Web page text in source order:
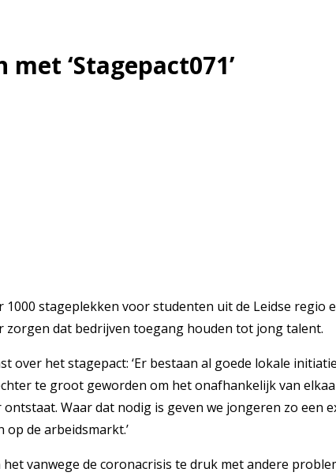
‘Stagepact071’
1000 stageplekken voor studenten uit de Leidse regio
dat bedrijven toegang houden tot jong talent.
het stagepact: ‘Er bestaan al goede lokale
te groot geworden om het onafhankelijk van
Waar dat nodig is geven we jongeren zo een
de arbeidsmarkt.’
vanwege de coronacrisis te druk met andere